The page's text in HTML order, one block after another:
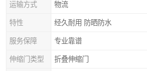
运输方式 物流
特性 经久耐用 防晒防水
服务保障 专业靠谱
伸缩门类型 折叠伸缩门